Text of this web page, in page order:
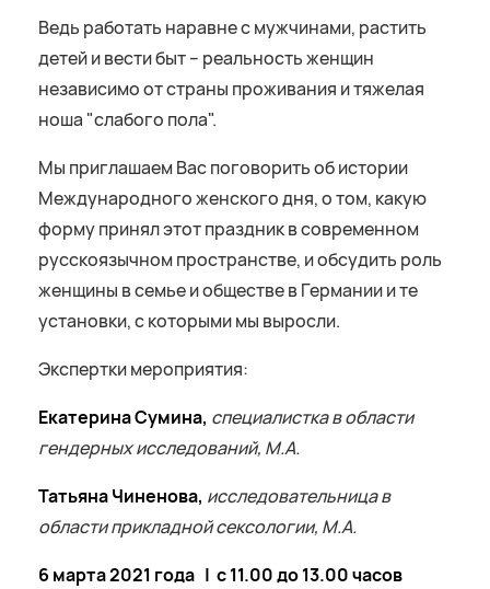
Ведь работать наравне с мужчинами, растить
детей и вести быт – реальность женщин
независимо от страны проживания и тяжелая
ноша "слабого пола".
Мы приглашаем Вас поговорить об истории
Международного женского дня, о том, какую
форму принял этот праздник в современном
русскоязычном пространстве, и обсудить роль
женщины в семье и обществе в Германии и те
установки, с которыми мы выросли.
Экспертки мероприятия:
Екатерина Сумина, специалистка в области
гендерных исследований, M.A.
Татьяна Чиненова, исследовательница в
области прикладной сексологии, M.A.
6 марта 2021 года | c 11.00 до 13.00 часов